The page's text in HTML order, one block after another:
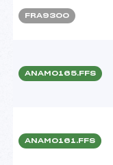
FRA9300
ANAM0165.FFS
ANAM0161.FFS